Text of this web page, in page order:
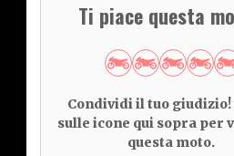
Ti piace questa
Condividi il tuo giudizio!
sulle icone qui sopra per
questa moto.